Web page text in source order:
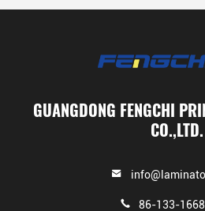
GUANGDONG FENGCHI
CO.,LTD.
86-133-